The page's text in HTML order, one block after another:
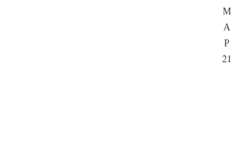
М
А
Р
21